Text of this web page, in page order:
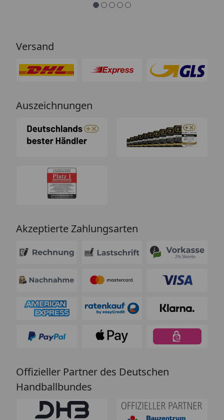
Versand
Auszeichnungen
Akzeptierte Zahlungsarten
Offizieller Partner des Deutschen
Handballbundes